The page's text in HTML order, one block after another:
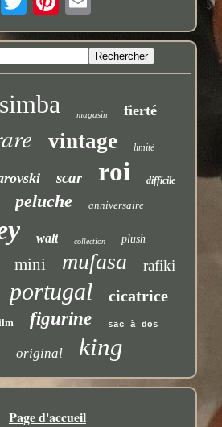
simba magasin fierté
vintage limité
scar roi difficile
peluche anniversaire
walt collection plush
mini mufasa rafiki
portugal cicatrice
figurine sac à dos
original king
Page d'accueil